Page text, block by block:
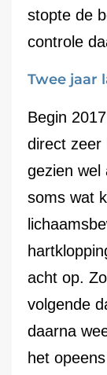
stopte de
controle
Twee jaar
Begin
direct zeer
gezien wel
soms wat
acht op.
volgende
daarna
het